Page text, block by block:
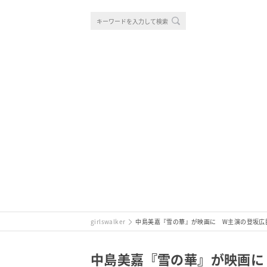
girlswalker 中島美嘉『雪の華』が映画に W主演の登坂
中島美嘉『雪の華』が映画